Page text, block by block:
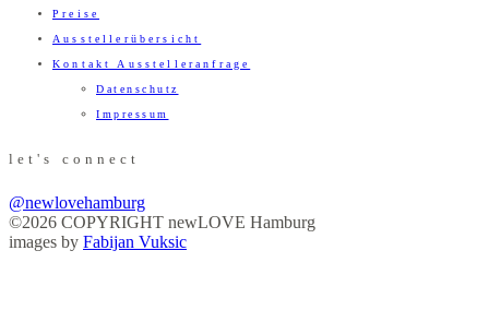
Preise
Ausstellerübersicht
Kontakt Ausstelleranfrage
Datenschutz
Impressum
let's connect
@newlovehamburg
©2026 COPYRIGHT newLOVE Hamburg
images by Fabijan Vuksic